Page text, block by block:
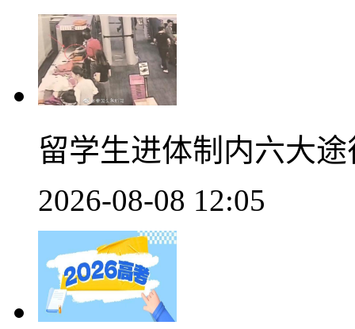
留学生进体制内六大
2026-08-08 12:05